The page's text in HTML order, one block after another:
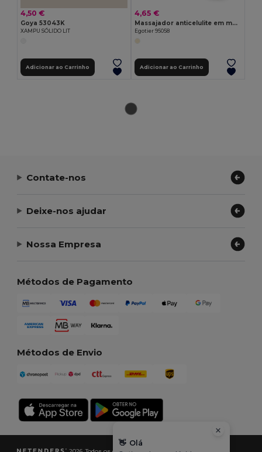
4,50 €
Goya 53043K
XAMPU SÓLIDO LIT
Adicionar ao Carrinho
4,65 €
Massajador anticelulite em madeira
Egotier 95058
Adicionar ao Carrinho
Contate-nos
Deixe-nos ajudar
Nossa Empresa
Métodos de Pagamento
Métodos de Envio
👋 Olá